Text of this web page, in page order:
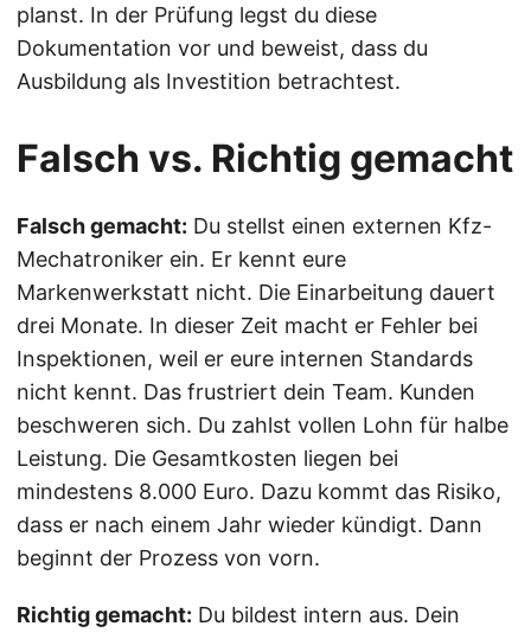
planst. In der Prüfung legst du diese
Dokumentation vor und beweist, dass du
Ausbildung als Investition betrachtest.
Falsch vs. Richtig gemacht
Falsch gemacht: Du stellst einen externen Kfz-
Mechatroniker ein. Er kennt eure
Markenwerkstatt nicht. Die Einarbeitung dauert
drei Monate. In dieser Zeit macht er Fehler bei
Inspektionen, weil er eure internen Standards
nicht kennt. Das frustriert dein Team. Kunden
beschweren sich. Du zahlst vollen Lohn für halbe
Leistung. Die Gesamtkosten liegen bei
mindestens 8.000 Euro. Dazu kommt das Risiko,
dass er nach einem Jahr wieder kündigt. Dann
beginnt der Prozess von vorn.
Richtig gemacht: Du bildest intern aus. Dein